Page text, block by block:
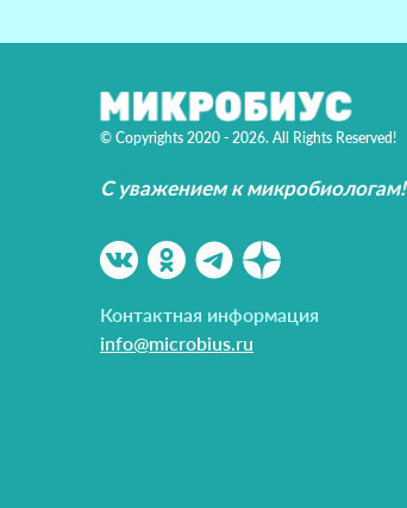
© Copyrights 2020 - 2026. All Rights Reserved!
С уважением к микробиологам!
Контактная информация
info@microbius.ru